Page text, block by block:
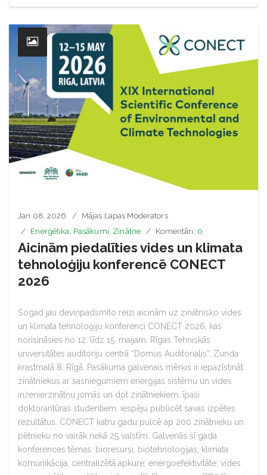
Jan 08, 2026
Mājas Lapas Moderators
Enerģētika, Pasākumi, Zinātne Komentāri: 0
Aicinām piedalīties vides un klimata
tehnoloģiju konferencē CONECT
2026
Šogad jau deviņpadsmito reizi aicinām uz zinātnisko vides
un klimata tehnoloģiju konferenci CONECT 2026, kas
norisināsies no 12. līdz 15. maijam, Rīgas Tehniskās
universitātes auditoriju centrā “Domus Auditorialis”, Zunda
krastmalā 8, Rīgā. Pasākuma galvenais mērķis ir iepazīstināt
zinātniekus ar sasniegumiem enerģijas sistēmu un vides
inženierzinātņu jomās un dot zinātniekiem, īpaši
doktorantūras studentiem, iespēju publicēt savas izpētes
rezultātus. CONECT katru gadu pulcē ap 200 zinātnieku un
pētnieku no vairāk nekā 25 valstīm. Galvenās šī gada
konferences tēmas: bioresursi; biotehnoloģijas; klimata
komunikācija; centralizētā apkure; energoefektivitāte; vides